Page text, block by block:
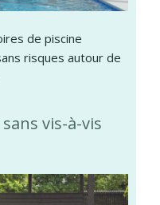
de piscine
risques autour de
vis-à-vis